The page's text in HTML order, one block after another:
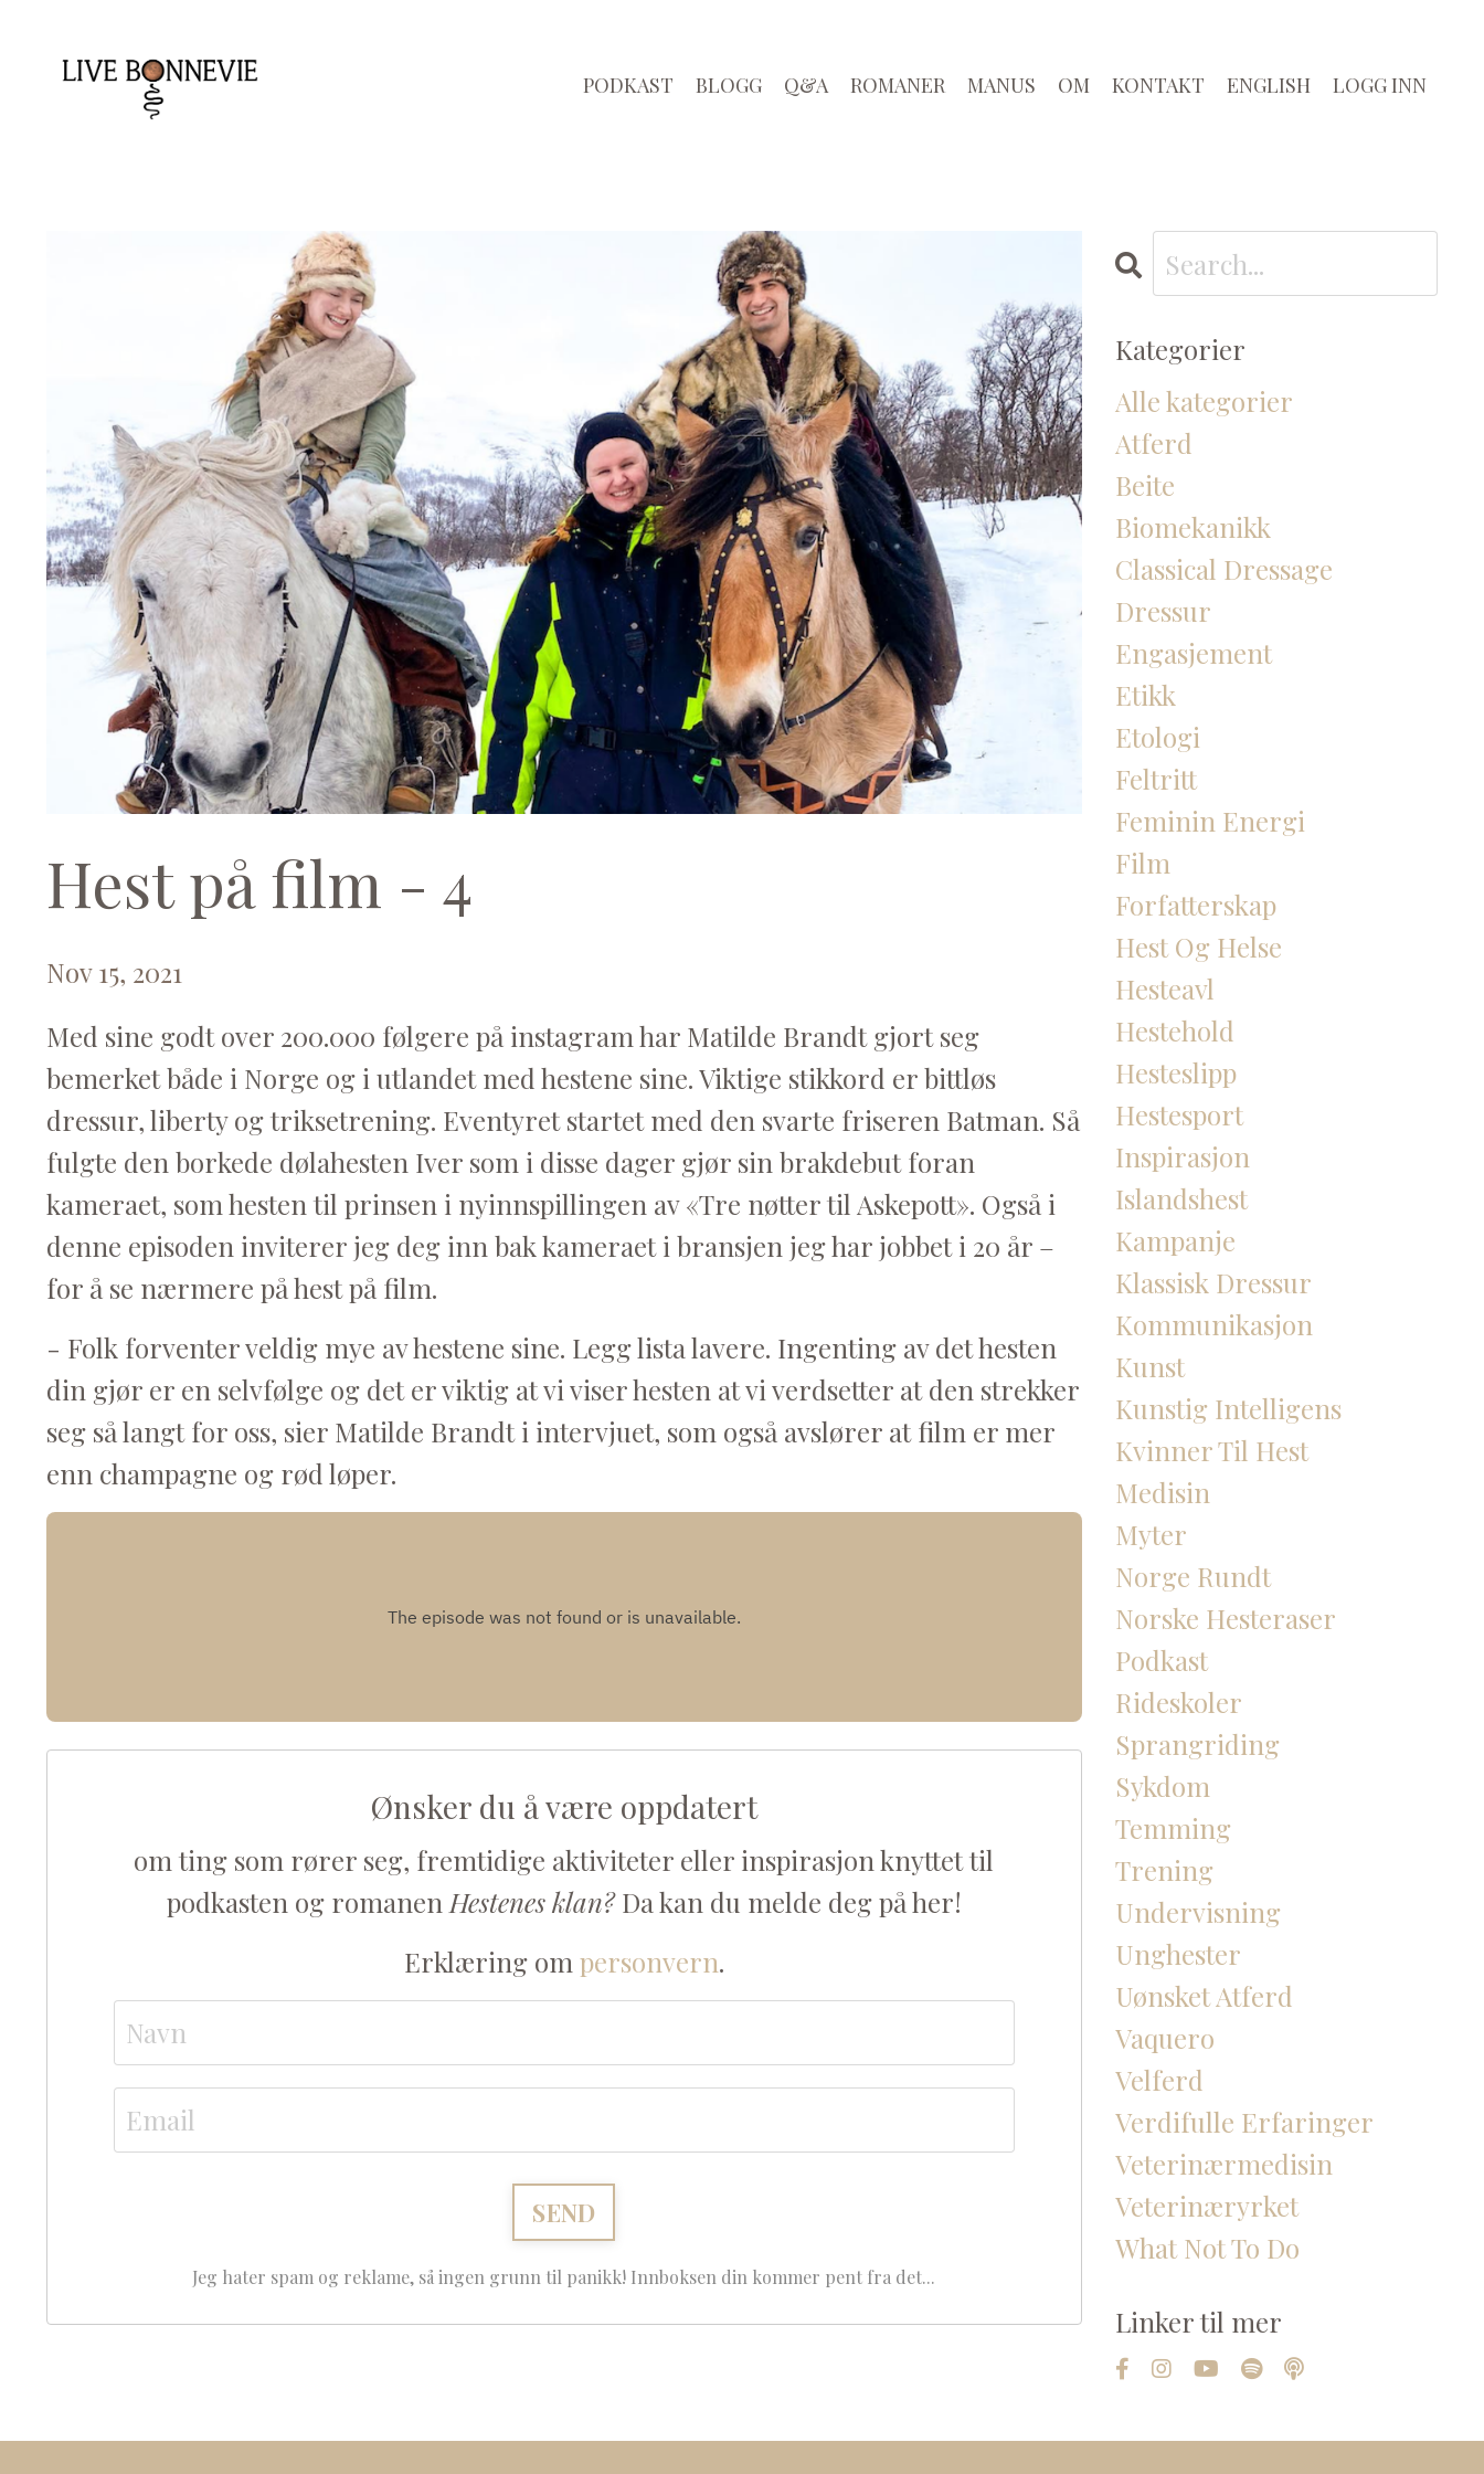
PODKAST BLOGG Q&A ROMANER MANUS OM KONTAKT ENGLISH LOGG INN
Hest på film - 4
Nov 15, 2021
Med sine godt over 200.000 følgere på instagram har Matilde Brandt gjort seg
bemerket både i Norge og i utlandet med hestene sine. Viktige stikkord er bittløs
dressur, liberty og triksetrening. Eventyret startet med den svarte friseren Batman. Så
fulgte den borkede dølahesten Iver som i disse dager gjør sin brakdebut foran
kameraet, som hesten til prinsen i nyinnspillingen av «Tre nøtter til Askepott». Også i
denne episoden inviterer jeg deg inn bak kameraet i bransjen jeg har jobbet i 20 år –
for å se nærmere på hest på film.
- Folk forventer veldig mye av hestene sine. Legg lista lavere. Ingenting av det hesten
din gjør er en selvfølge og det er viktig at vi viser hesten at vi verdsetter at den strekker
seg så langt for oss, sier Matilde Brandt i intervjuet, som også avslører at film er mer
enn champagne og rød løper.
Ønsker du å være oppdatert
om ting som rører seg, fremtidige aktiviteter eller inspirasjon knyttet til
podkasten og romanen Hestenes klan?Da kan du melde deg på her!
Erklæring om personvern.
Jeg hater spam og reklame, så ingen grunn til panikk! Innboksen din kommer pent fra det...
Kategorier
Alle kategorier
Atferd
Beite
Biomekanikk
Classical Dressage
Dressur
Engasjement
Etikk
Etologi
Feltritt
Feminin Energi
Film
Forfatterskap
Hest Og Helse
Hesteavl
Hestehold
Hesteslipp
Hestesport
Inspirasjon
Islandshest
Kampanje
Klassisk Dressur
Kommunikasjon
Kunst
Kunstig Intelligens
Kvinner Til Hest
Medisin
Myter
Norge Rundt
Norske Hesteraser
Podkast
Rideskoler
Sprangriding
Sykdom
Temming
Trening
Undervisning
Unghester
Uønsket Atferd
Vaquero
Velferd
Verdifulle Erfaringer
Veterinærmedisin
Veterinæryrket
What Not To Do
Linker til mer